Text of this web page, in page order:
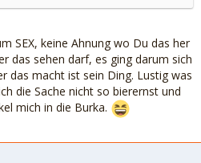
SEX, keine Ahnung wo Du das her
das sehen darf, es ging darum sich
das macht ist sein Ding. Lustig was
die Sache nicht so bierernst und
mich in die Burka.